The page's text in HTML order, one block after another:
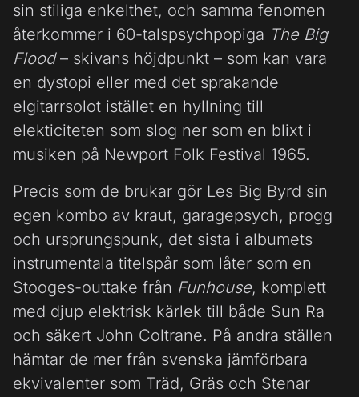
sin stiliga enkelthet, och samma fenomen
återkommer i 60-talspsychpopiga The Big
Flood– skivans höjdpunkt – som kan vara
en dystopi eller med det sprakande
elgitarrsolot istället en hyllning till
elekticiteten som slog ner som en blixt i
musiken på Newport Folk Festival 1965.
Precis som de brukar gör Les Big Byrd sin
egen kombo av kraut, garagepsych, progg
och ursprungspunk, det sista i albumets
instrumentala titelspår som låter som en
Stooges-outtake från Funhouse, komplett
med djup elektrisk kärlek till både Sun Ra
och säkert John Coltrane. På andra ställen
hämtar de mer från svenska jämförbara
ekvivalenter som Träd, Gräs och Stenar